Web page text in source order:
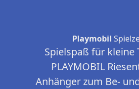
Playmobil
Spielspaß für kleine
PLAYMOBIL
Anhänger zum Be-